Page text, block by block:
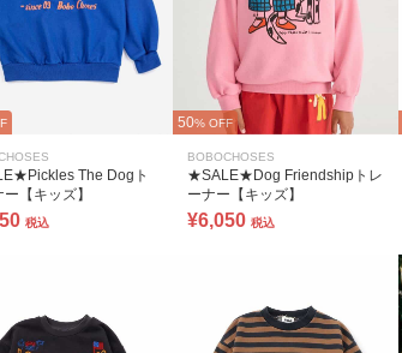
The Dogト
【キッズ】
税込
50% OFF
BOBOCHOSES
★SALE★Dog Friendshipトレ
ーナー【キッズ】
¥6,050 税込